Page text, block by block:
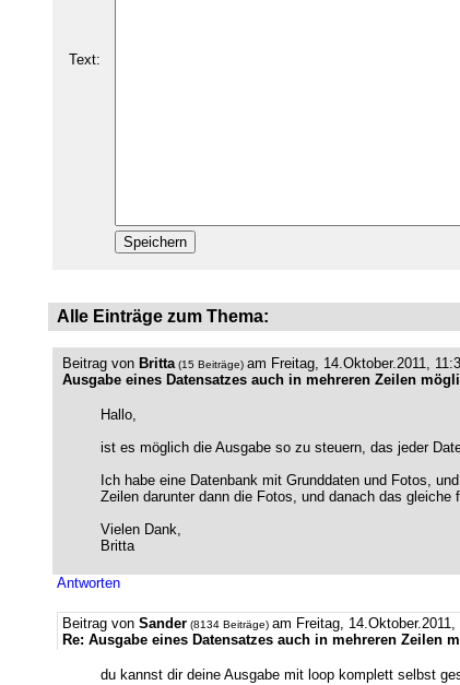
Text:
Alle Einträge zum Thema:
Beitrag von Britta(15 Beiträge) am Freitag, 14.Oktober.2011,
Ausgabe eines Datensatzes auch in mehreren Zeilen
Hallo,
ist es möglich die Ausgabe so zu steuern, das jeder
Ich habe eine Datenbank mit Grunddaten und Fotos,
Zeilen darunter dann die Fotos, und danach das
Vielen Dank,
Britta
Antworten
Beitrag von Sander (8134 Beiträge) am Freitag, 14.Oktober.2011,
Re: Ausgabe eines Datensatzes auch in mehreren Zeilen
du kannst dir deine Ausgabe mit loop komplett selbst